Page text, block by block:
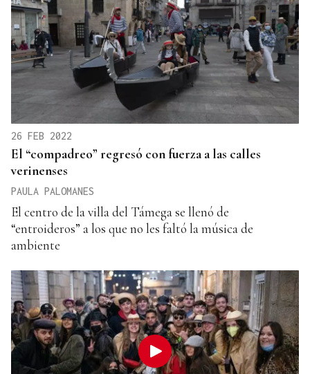
26 FEB 2022
El “compadreo” regresó con fuerza a las calles
verinenses
PAULA PALOMANES
El centro de la villa del Támega se llenó de
“entroideros” a los que no les faltó la música de
ambiente